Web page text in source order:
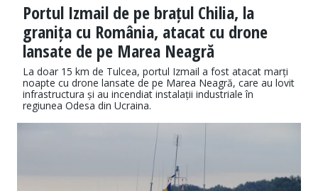
Portul Izmail de pe brațul Chilia, la
granița cu România, atacat cu drone
lansate de pe Marea Neagră
La doar 15 km de Tulcea, portul Izmail a fost atacat marți
noapte cu drone lansate de pe Marea Neagră, care au lovit
infrastructura și au incendiat instalații industriale în
regiunea Odesa din Ucraina.